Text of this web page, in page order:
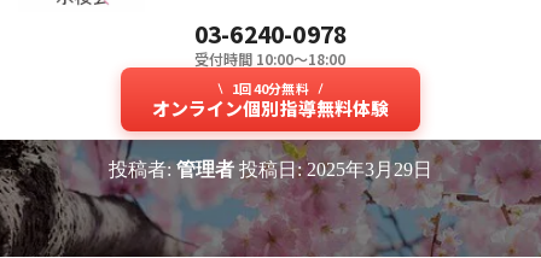
03-6240-0978
受付時間 10:00～18:00
1回40分無料
オンライン個別指導無料体験
を
切
り
替
え
東大生による算数・理科対策塾で
女子学院中学合格を目指す！
投稿者: 管理者 投稿日:2025年3月29日